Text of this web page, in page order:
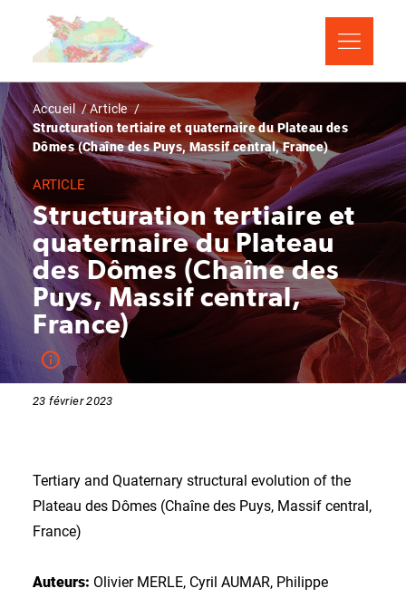
contenu
Fil
d'Ariane
Accueil
Article
Structuration tertiaire et quaternaire du Plateau des
Dômes (Chaîne des Puys, Massif central, France)
ARTICLE
Structuration tertiaire et
quaternaire du Plateau
des Dômes (Chaîne des
Puys, Massif central,
France)
23 février 2023
Tertiary and Quaternary structural evolution of the
Plateau des Dômes (Chaîne des Puys, Massif central,
France)
Auteurs: Olivier MERLE, Cyril AUMAR, Philippe